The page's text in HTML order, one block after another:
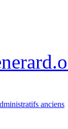
anciens